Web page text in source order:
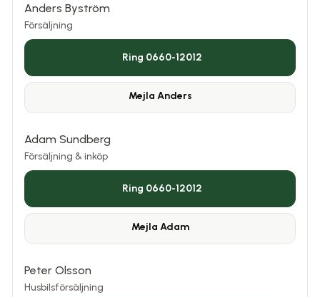
Anders Byström
Försäljning
Ring 0660-12012
Mejla Anders
Adam Sundberg
Försäljning & inköp
Ring 0660-12012
Mejla Adam
Peter Olsson
Husbilsförsäljning